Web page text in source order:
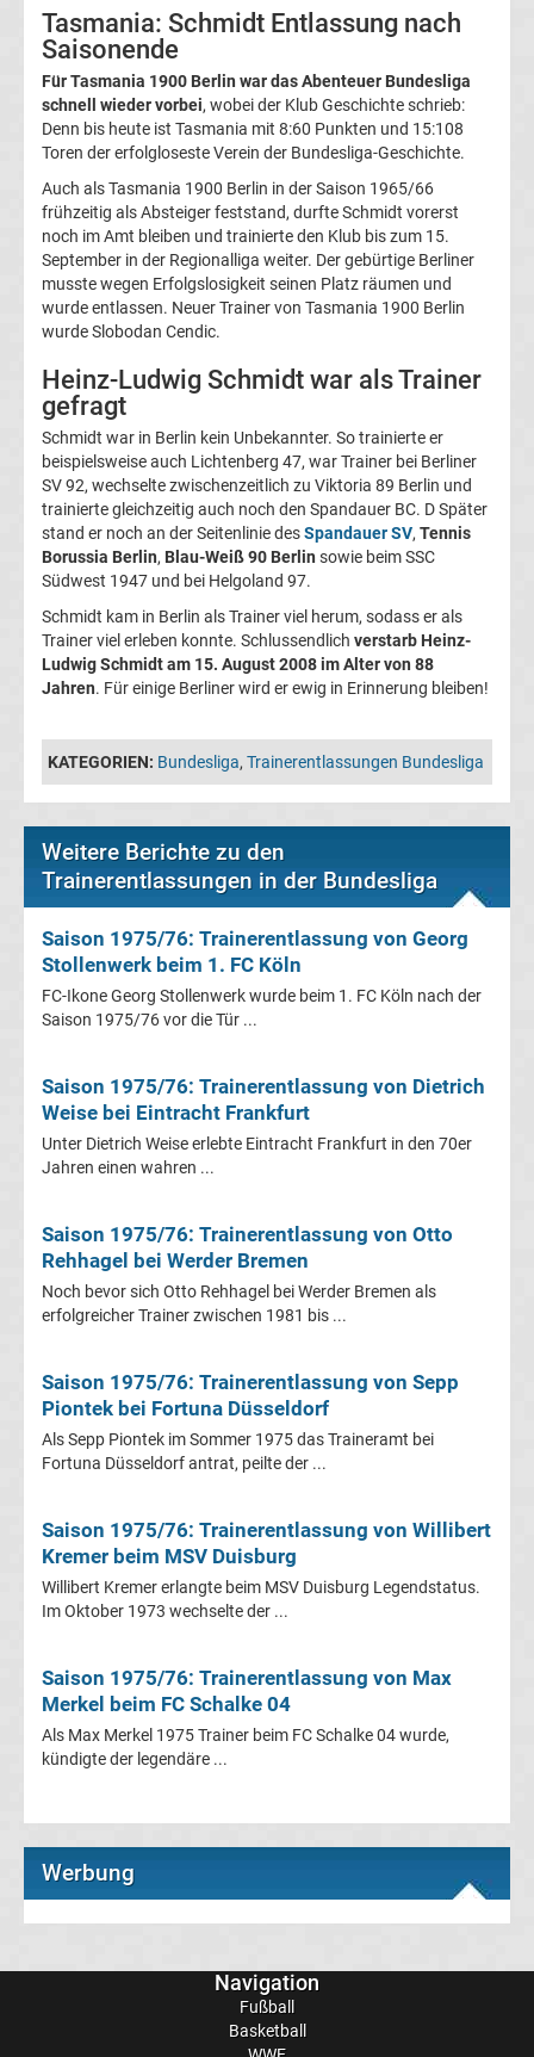
Youth
Fußball
WM
Fußball
EM
Frauenfußball
Amateurfußball
Transfergerüchte
Transferticker
-
Meldungen
Transfermarkt
Trainerentlassungen
Porträts
Fußballklubs
Fußball
Liga
3.
Champions
League
Europa
League
Tasmania: Schmidt Entlassung nach
Saisonende
Für Tasmania 1900 Berlin war das Abenteuer Bundesliga
schnell wieder vorbei, wobei der Klub Geschichte schrieb:
Denn bis heute ist Tasmania mit 8:60 Punkten und 15:108
Toren der erfolgloseste Verein der Bundesliga-Geschichte.
Auch als Tasmania 1900 Berlin in der Saison 1965/66
frühzeitig als Absteiger feststand, durfte Schmidt vorerst
noch im Amt bleiben und trainierte den Klub bis zum 15.
September in der Regionalliga weiter. Der gebürtige Berliner
musste wegen Erfolgslosigkeit seinen Platz räumen und
wurde entlassen. Neuer Trainer von Tasmania 1900 Berlin
wurde Slobodan Cendic.
Heinz-Ludwig Schmidt war als Trainer
gefragt
Schmidt war in Berlin kein Unbekannter. So trainierte er
beispielsweise auch Lichtenberg 47, war Trainer bei Berliner
SV 92, wechselte zwischenzeitlich zu Viktoria 89 Berlin und
trainierte gleichzeitig auch noch den Spandauer BC. D Später
stand er noch an der Seitenlinie desSpandauer SV, Tennis
Borussia Berlin, Blau-Weiß 90 Berlin sowie beim SSC
Südwest 1947 und bei Helgoland 97.
Schmidt kam in Berlin als Trainer viel herum, sodass er als
Trainer viel erleben konnte. Schlussendlich verstarb Heinz-
Ludwig Schmidt am 15. August 2008 im Alter von 88
Jahren. Für einige Berliner wird er ewig in Erinnerung bleiben!
KATEGORIEN: Bundesliga, Trainerentlassungen Bundesliga
Weitere Berichte zu den
Trainerentlassungen in der Bundesliga
Saison 1975/76: Trainerentlassung von Georg
Stollenwerk beim 1. FC Köln
FC-Ikone Georg Stollenwerk wurde beim 1. FC Köln nach der
Saison 1975/76 vor die Tür ...
Saison 1975/76: Trainerentlassung von Dietrich
Weise bei Eintracht Frankfurt
Unter Dietrich Weise erlebte Eintracht Frankfurt in den 70er
Jahren einen wahren ...
Saison 1975/76: Trainerentlassung von Otto
Rehhagel bei Werder Bremen
Noch bevor sich Otto Rehhagel bei Werder Bremen als
erfolgreicher Trainer zwischen 1981 bis ...
Saison 1975/76: Trainerentlassung von Sepp
Piontek bei Fortuna Düsseldorf
Als Sepp Piontek im Sommer 1975 das Traineramt bei
Fortuna Düsseldorf antrat, peilte der ...
Saison 1975/76: Trainerentlassung von Willibert
Kremer beim MSV Duisburg
Willibert Kremer erlangte beim MSV Duisburg Legendstatus.
Im Oktober 1973 wechselte der ...
Saison 1975/76: Trainerentlassung von Max
Merkel beim FC Schalke 04
Als Max Merkel 1975 Trainer beim FC Schalke 04 wurde,
kündigte der legendäre ...
Werbung
Navigation
Fußball
Basketball